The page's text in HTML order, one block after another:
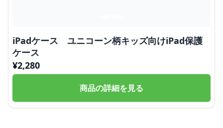
iPadケース ユニコーン柄キッズ向けiPad保護
ケース
¥2,280
商品の詳細を見る